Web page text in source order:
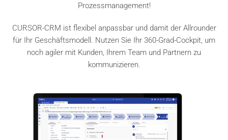
Prozessmanagement!
CURSOR-CRM ist flexibel anpassbar und damit der Allrounder
für Ihr Geschäftsmodell. Nutzen Sie Ihr 360-Grad-Cockpit, um
noch agiler mit Kunden, Ihrem Team und Partnern zu
kommunizieren.